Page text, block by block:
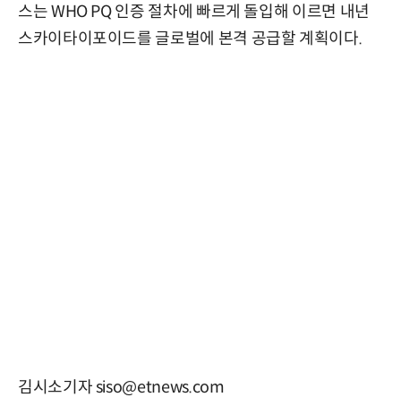
스는 WHO PQ 인증 절차에 빠르게 돌입해 이르면 내년
스카이타이포이드를 글로벌에 본격 공급할 계획이다.
김시소기자 siso@etnews.com